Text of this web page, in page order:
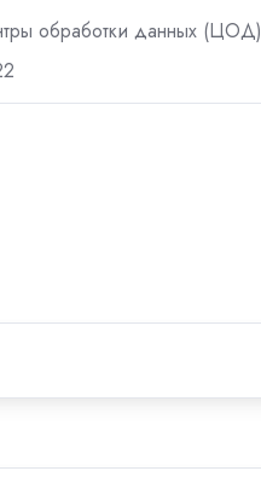
обработки данных (ЦОД)